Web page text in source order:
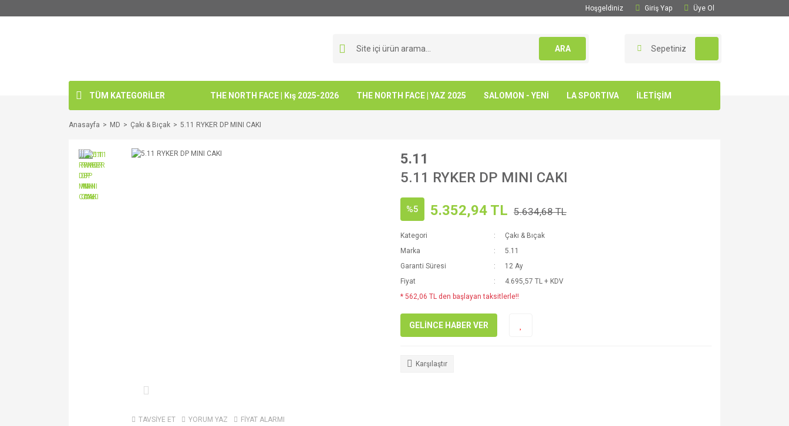
Hoşgeldiniz Giriş Yap Üye Ol
ARA Sepetiniz
TÜM KATEGORİLER THE NORTH FACE | Kış 2025-2026 THE NORTH FACE | YAZ 2025 SALOMON - YENİ LA SPORTIVA İLETİŞİM
Anasayfa MD Çakı & Bıçak 5.11 RYKER DP MINI CAKI
TAVSİYE ET YORUM YAZ FİYAT ALARMI
5.11
5.11 RYKER DP MINI CAKI
%5 5.352,94 TL 5.634,68 TL
Kategori
Çakı & Bıçak
Marka
5.11
Garanti Süresi
12 Ay
Fiyat
4.695,57 TL + KDV
* 562,06 TL den başlayan taksitlerle!!
GELİNCE HABER VER
Karşılaştır